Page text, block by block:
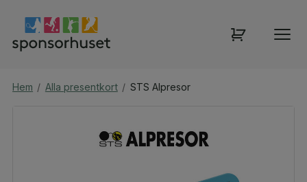
Hem / Alla presentkort / STS Alpresor